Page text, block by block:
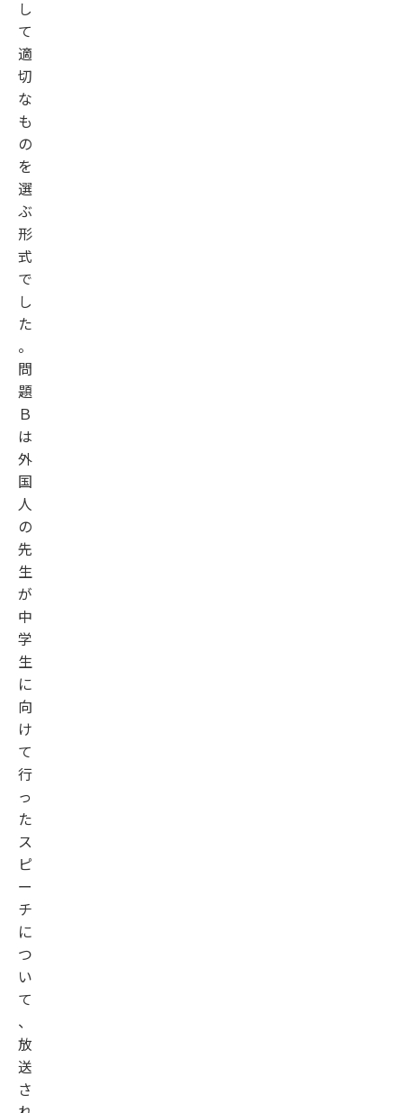
し
て
適
切
な
も
の
を
選
ぶ
形
式
で
し
た
。
問
題
Ｂ
は
外
国
人
の
先
生
が
中
学
生
に
向
け
て
行
っ
た
ス
ピ
ー
チ
に
つ
い
て
、
放
送
さ